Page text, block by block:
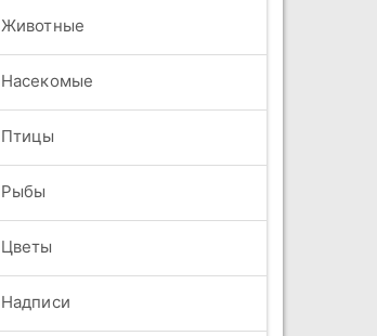
Животные
Насекомые
Птицы
Рыбы
Цветы
Надписи